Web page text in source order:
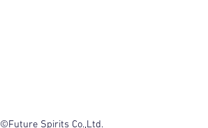
©Future Spirits Co.,Ltd.